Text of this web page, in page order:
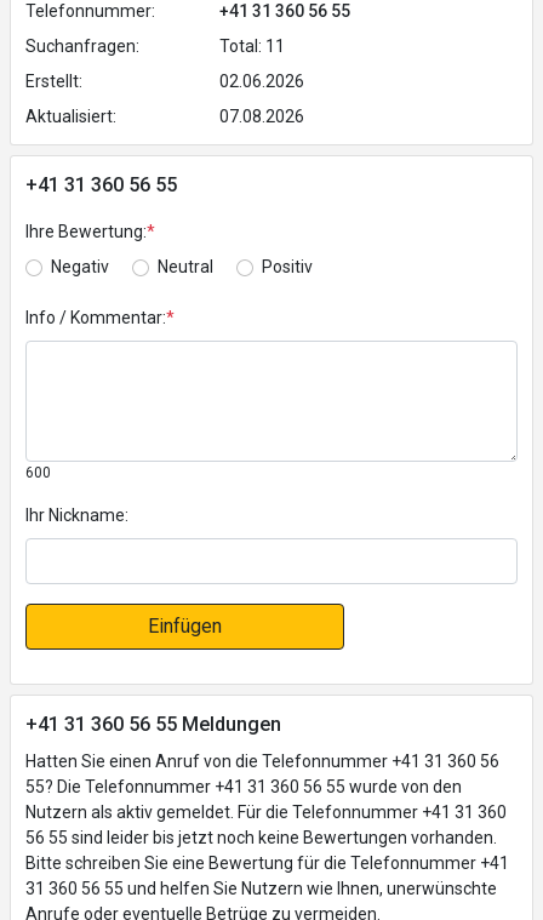
Telefonnummer:
+41 31 360 56 55
Suchanfragen:
Total: 11
Erstellt:
02.06.2026
Aktualisiert:
07.08.2026
+41 31 360 56 55
Ihre Bewertung:*
Negativ
Neutral Positiv
Info / Kommentar:*
600
Ihr Nickname:
Einfügen
+41 31 360 56 55 Meldungen
Hatten Sie einen Anruf von die Telefonnummer +41 31 360 56
55? Die Telefonnummer +41 31 360 56 55 wurde von den
Nutzern als aktiv gemeldet. Für die Telefonnummer +41 31 360
56 55 sind leider bis jetzt noch keine Bewertungen vorhanden.
Bitte schreiben Sie eine Bewertung für die Telefonnummer +41
31 360 56 55 und helfen Sie Nutzern wie Ihnen, unerwünschte
Anrufe oder eventuelle Betrüge zu vermeiden.